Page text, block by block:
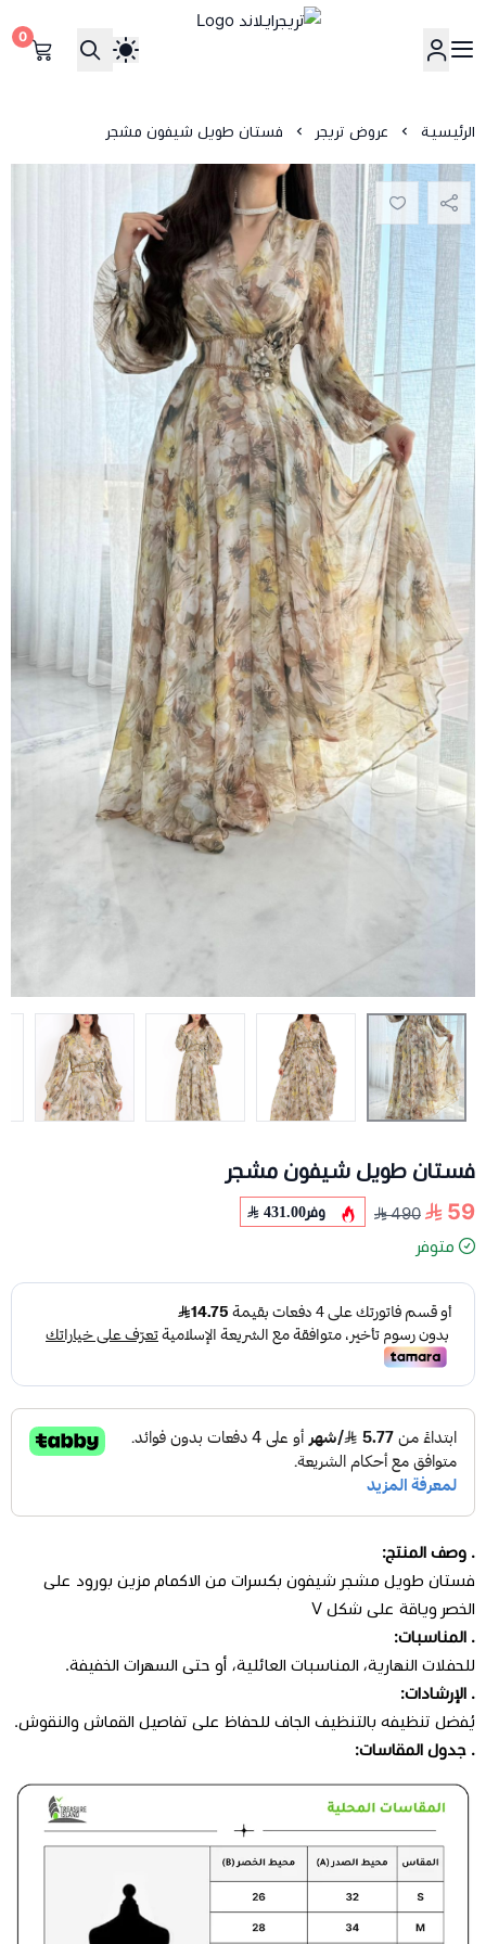
0
الرئيسية عروض تريجر فستان طويل شيفون مشجر
فستان طويل شيفون مشجر
59
490 وفر431.00
متوفر
. وصف المنتج:
فستان طويل مشجر شيفون بكسرات من الاكمام مزين بورود على
الخصر وياقة على شكل V
. المناسبات:
للحفلات النهارية، المناسبات العائلية، أو حتى السهرات الخفيفة.
. الإرشادات:
يُفضل تنظيفه بالتنظيف الجاف للحفاظ على تفاصيل القماش والنقوش.
. جدول المقاسات: